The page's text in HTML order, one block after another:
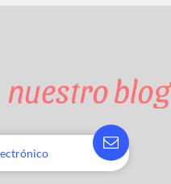
nuestro blog